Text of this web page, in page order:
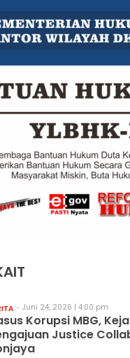
Juni 24, 2026 | 4:00 pm
Korupsi MBG,
Justice